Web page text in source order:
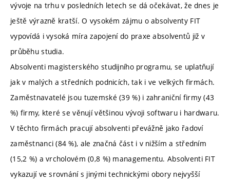
vývoje na trhu v posledních letech se dá očekávat, že dnes je
ještě výrazně kratší. O vysokém zájmu o absolventy FIT
vypovídá i vysoká míra zapojení do praxe absolventů již v
průběhu studia.
Absolventi magisterského studijního programu, se uplatňují
jak v malých a středních podnicích, tak i ve velkých firmách.
Zaměstnavatelé jsou tuzemské (39 %) i zahraniční firmy (43
%) firmy, které se věnují většinou vývoji softwaru i hardwaru.
V těchto firmách pracují absolventi převážně jako řadoví
zaměstnanci (84 %), ale značná část i v nižším a středním
(15,2 %) a vrcholovém (0,8 %) managementu. Absolventi FIT
vykazují ve srovnání s jinými technickými obory nejvyšší